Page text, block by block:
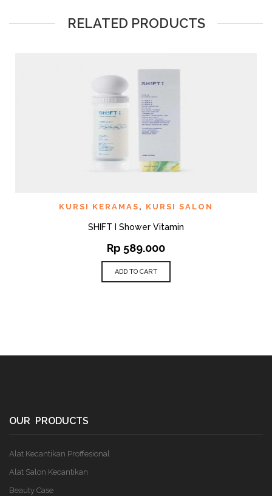
RELATED PRODUCTS
KURSI KERAMAS , KURSI SALON
SHIFT I Shower Vitamin
Rp 589.000
ADD TO CART
OUR PRODUCTS
Alat Kecantikan Proffesional
Alat Salon Kecantikan
Beauty Case